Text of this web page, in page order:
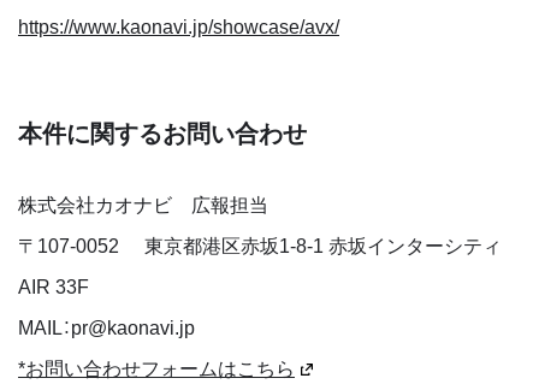
https://www.kaonavi.jp/showcase/avx/
本件に関するお問い合わせ
株式会社カオナビ 広報担当
〒 107-0052
東京都港区赤坂1-8-1 赤坂インターシティ
AIR 33F
MAIL：pr@kaonavi.jp
*お問い合わせフォームはこちら